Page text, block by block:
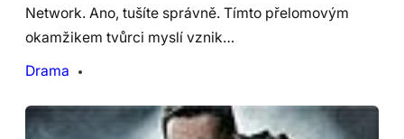
Network. Ano, tušíte správně. Tímto přelomovým
okamžikem tvůrci myslí vznik…
Drama